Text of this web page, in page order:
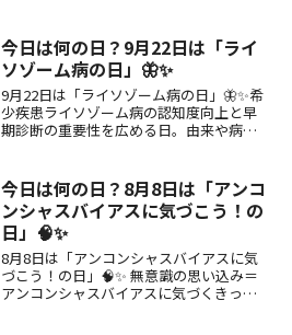
今日は何の日？9月22日は「ライ
ソゾーム病の日」🦋✨
9月22日は「ライソゾーム病の日」🦋✨希
少疾患ライソゾーム病の認知度向上と早
期診断の重要性を広める日。由来や病気
今日は何の日？8月8日は「アンコ
ンシャスバイアスに気づこう！の
日」🧠✨
8月8日は「アンコンシャスバイアスに気
づこう！の日」🧠✨ 無意識の思い込み＝
アンコンシャスバイアスに気づくきっか